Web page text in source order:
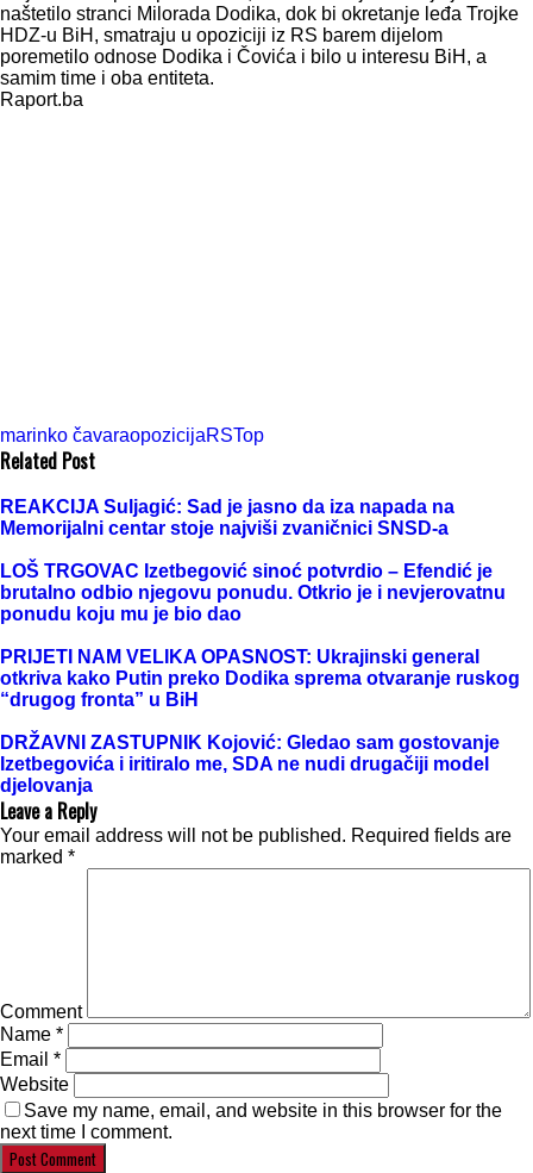
naštetilo stranci Milorada Dodika, dok bi okretanje leđa Trojke
HDZ-u BiH, smatraju u opoziciji iz RS barem dijelom
poremetilo odnose Dodika i Čovića i bilo u interesu BiH, a
samim time i oba entiteta.
Raport.ba
marinko čavaraopozicijaRSTop
Related Post
REAKCIJA Suljagić: Sad je jasno da iza napada na
Memorijalni centar stoje najviši zvaničnici SNSD-a
LOŠ TRGOVAC Izetbegović sinoć potvrdio – Efendić je
brutalno odbio njegovu ponudu. Otkrio je i nevjerovatnu
ponudu koju mu je bio dao
PRIJETI NAM VELIKA OPASNOST: Ukrajinski general
otkriva kako Putin preko Dodika sprema otvaranje ruskog
“drugog fronta” u BiH
DRŽAVNI ZASTUPNIK Kojović: Gledao sam gostovanje
Izetbegovića i iritiralo me, SDA ne nudi drugačiji model
djelovanja
Leave a Reply
Your email address will not be published. Required fields are
marked *
Comment
Name *
Email *
Website
Save my name, email, and website in this browser for the
next time I comment.